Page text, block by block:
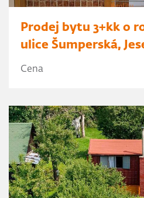
Prodej bytu 3+kk o
ulice Šumperská,
Cena